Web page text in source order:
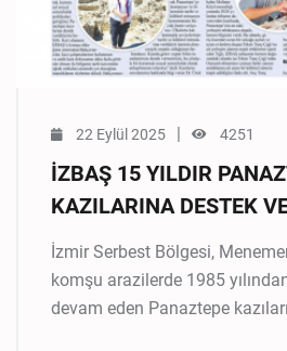
22 Eylül 2025 4251
İZBAŞ 15 YILDIR
KAZILARINA DESTEK
İzmir Serbest Bölgesi,
komşu arazilerde 1985
devam eden Panaztepe